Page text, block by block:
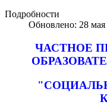
Подробности
Обновлено: 28 мая
ЧАСТНОЕ